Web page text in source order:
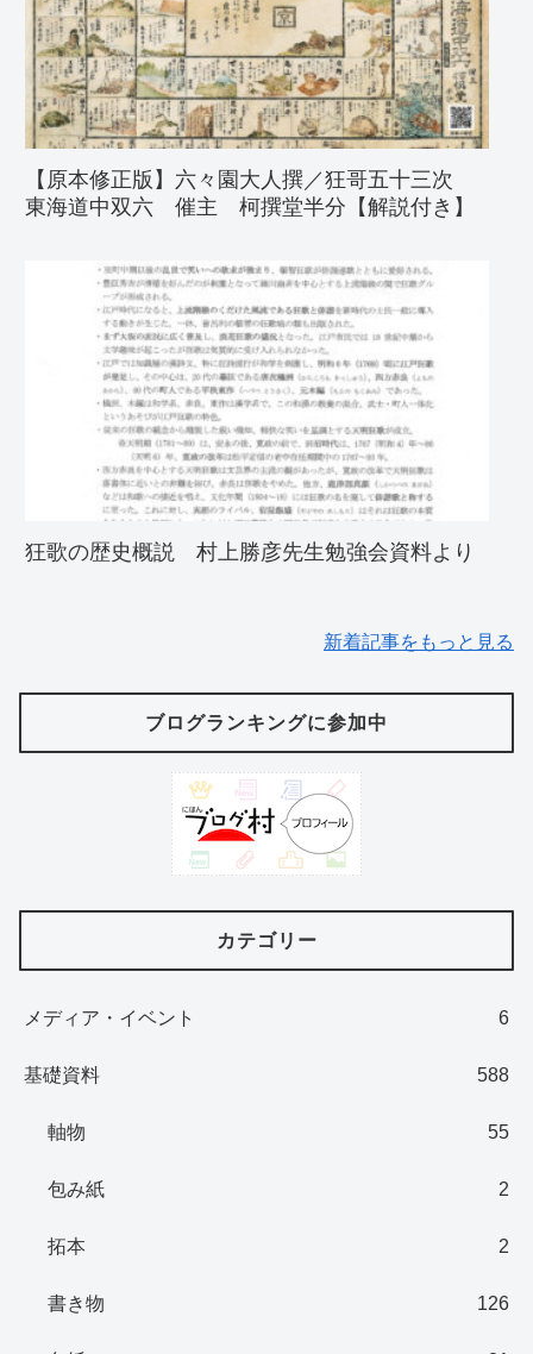
【原本修正版】六々園大人撰／狂哥五十三次
東海道中双六 催主 柯撰堂半分【解説付き】
狂歌の歴史概説 村上勝彦先生勉強会資料より
新着記事をもっと見る
ブログランキングに参加中
カテゴリー
メディア・イベント 6
基礎資料 588
軸物 55
包み紙 2
拓本 2
書き物 126